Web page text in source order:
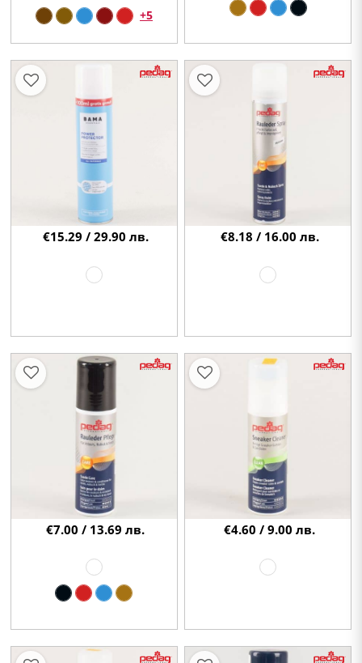
+5
€15.29 / 29.90 лв. €8.18 / 16.00 лв.
€7.00 / 13.69 лв. €4.60 / 9.00 лв.